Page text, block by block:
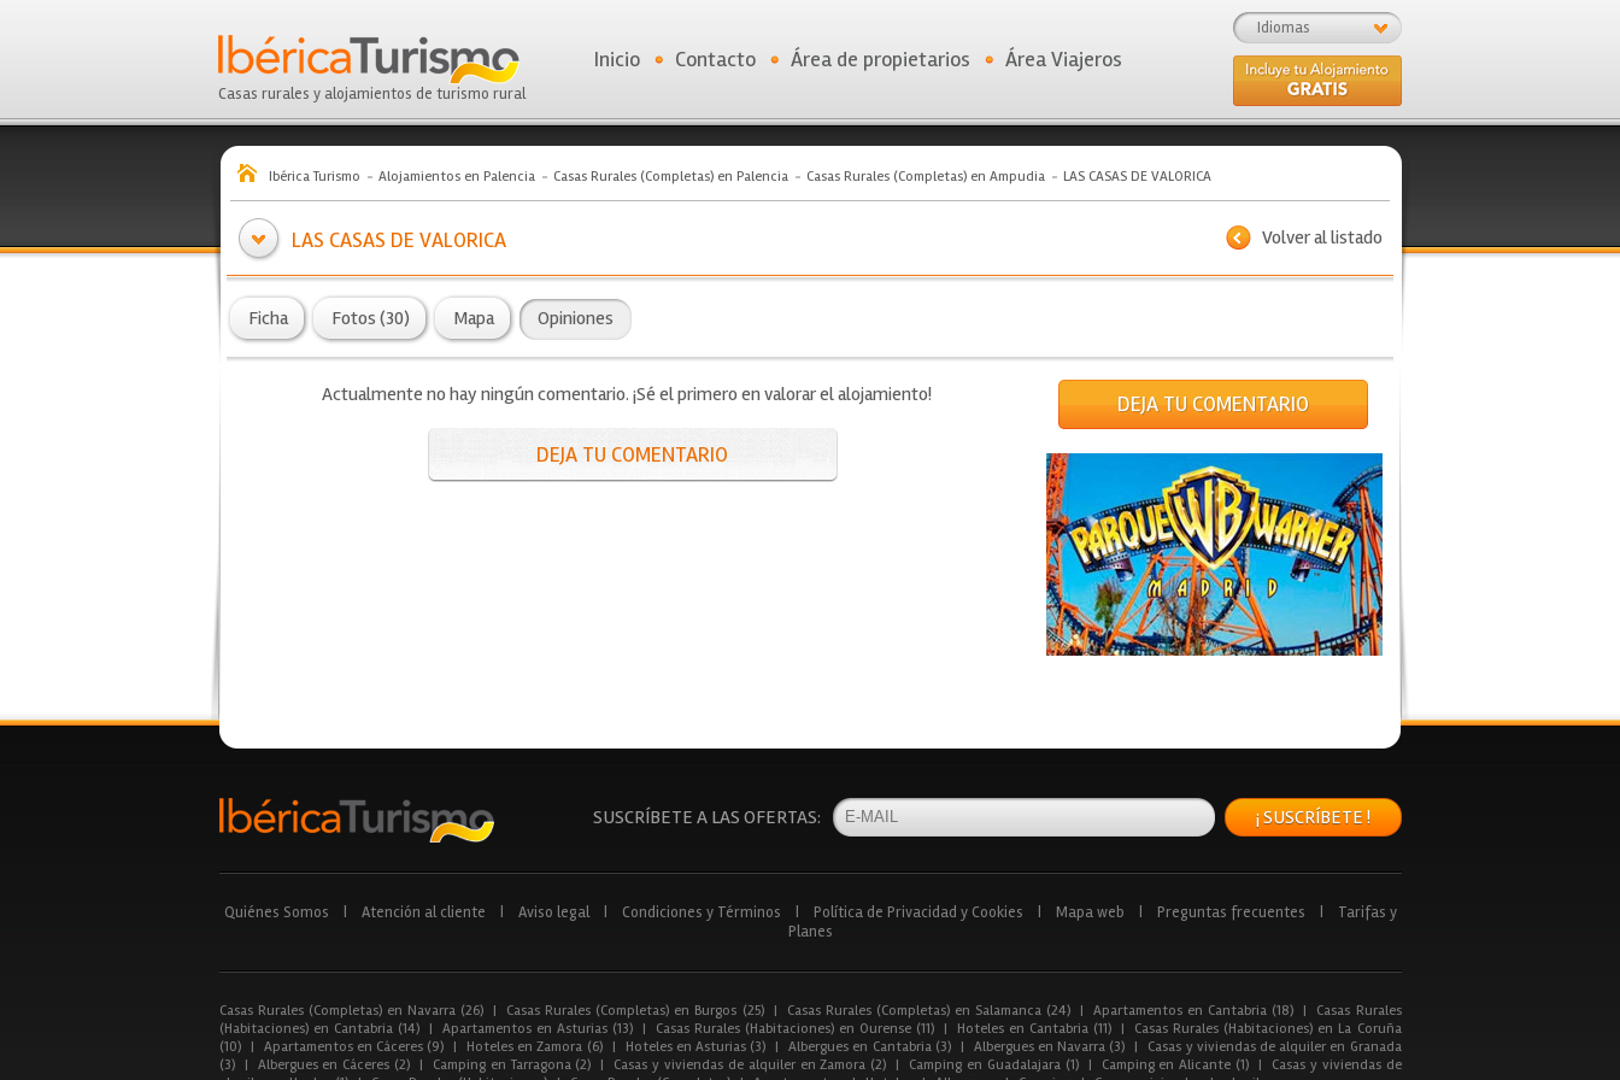
Casas rurales y alojamientos de turismo rural
Idiomas
Inicio Contacto Área de propietarios Área Viajeros
Ibérica Turismo Alojamientos en Palencia Casas Rurales (Completas) en Palencia Casas Rurales (Completas) en Ampudia LAS CASAS DE VALORICA
Volver al listado
LAS CASAS DE VALORICA
Ficha Fotos (30) Mapa Opiniones
Actualmente no hay ningún comentario. ¡Sé el primero en valorar el alojamiento!
DEJA TU COMENTARIO
DEJA TU COMENTARIO
SUSCRÍBETE A LAS OFERTAS: ¡ SUSCRÍBETE !
Quiénes Somos Atención al cliente Aviso legal Condiciones y Términos Política de Privacidad y Cookies Mapa web Preguntas frecuentes
Tarifas y
Planes
Casas Rurales (Completas) en Navarra (26) | Casas Rurales (Completas) en Burgos (25) | Casas Rurales (Completas) en Salamanca (24) | Apartamentos en Cantabria (18) |
Casas Rurales
(Habitaciones) en Cantabria (14)
| Apartamentos en Asturias (13) | Casas Rurales (Habitaciones) en Ourense (11) | Hoteles en Cantabria (11) |
Casas Rurales (Habitaciones) en La Coruña
(10)
| Apartamentos en Cáceres (9) | Hoteles en Zamora (6) | Hoteles en Asturias (3) | Albergues en Cantabria (3) | Albergues en Navarra (3) |
Casas y viviendas de alquiler en Granada
(3)
| Albergues en Cáceres (2) | Camping en Tarragona (2) | Casas y viviendas de alquiler en Zamora (2) | Camping en Guadalajara (1) | Camping en Alicante (1) |
Casas y viviendas de